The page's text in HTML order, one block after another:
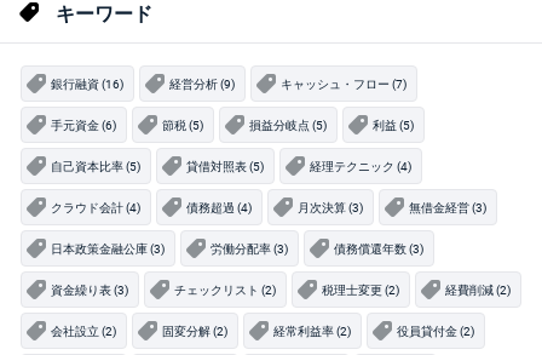
キーワード
銀行融資 (16) 経営分析 (9) キャッシュ・フロー (7)
手元資金 (6) 節税 (5) 損益分岐点 (5) 利益 (5)
自己資本比率 (5) 貸借対照表 (5) 経理テクニック (4)
クラウド会計 (4) 債務超過 (4) 月次決算 (3) 無借金経営 (3)
日本政策金融公庫 (3) 労働分配率 (3) 債務償還年数 (3)
資金繰り表 (3) チェックリスト (2) 税理士変更 (2) 経費削減 (2)
会社設立 (2) 固変分解 (2) 経常利益率 (2) 役員貸付金 (2)